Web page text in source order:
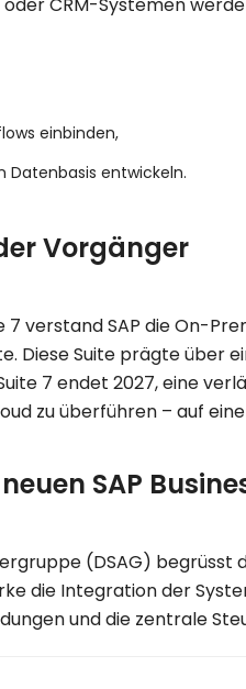
oder CRM-Systemen
einbinden,
Datenbasis entwickeln.
Vorgänger
7 verstand SAP die On-
Diese Suite prägte über
7 endet 2027, eine
zu überführen – auf
SAP
(DSAG) begrüsst
die Integration der
und die zentrale